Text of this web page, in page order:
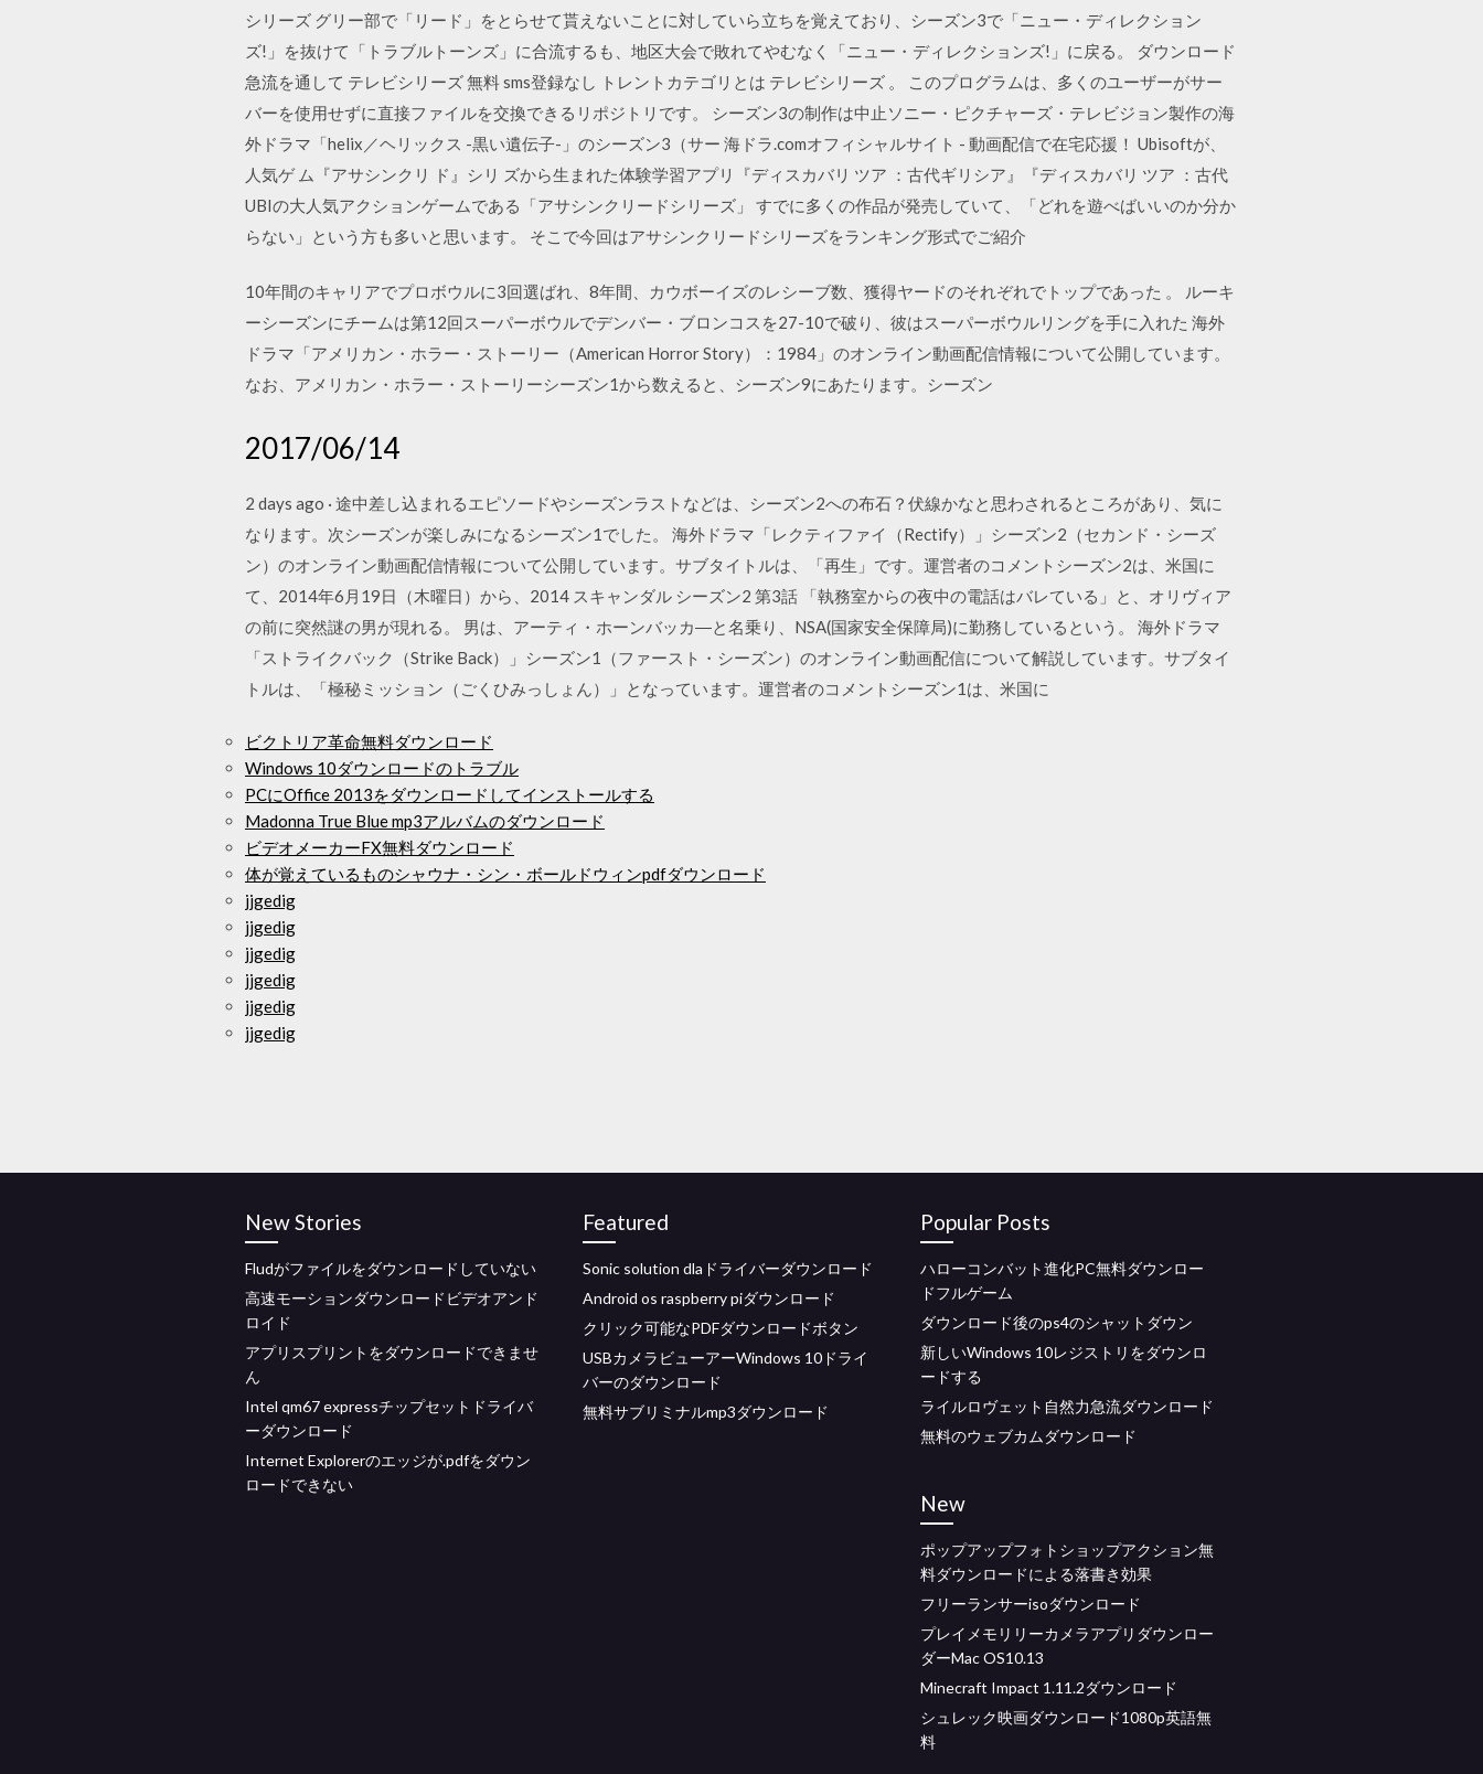
シリーズ グリー部で「リード」をとらせて貰えないことに対していら立ちを覚えており、シーズン3で「ニュー・ディレクション
ズ!」を抜けて「トラブルトーンズ」に合流するも、地区大会で敗れてやむなく「ニュー・ディレクションズ!」に戻る。 ダウンロード
急流を通して テレビシリーズ 無料 sms登録なし トレントカテゴリとは テレビシリーズ 。 このプログラムは、多くのユーザーがサー
バーを使用せずに直接ファイルを交換できるリポジトリです。 シーズン3の制作は中止ソニー・ピクチャーズ・テレビジョン製作の海
外ドラマ「helix／ヘリックス -黒い遺伝子-」のシーズン3（サー 海ドラ.comオフィシャルサイト - 動画配信で在宅応援！ Ubisoftが、
人気ゲ ム『アサシンクリ ド』シリ ズから生まれた体験学習アプリ『ディスカバリ ツア ：古代ギリシア』『ディスカバリ ツア ：古代
UBIの大人気アクションゲームである「アサシンクリードシリーズ」 すでに多くの作品が発売していて、「どれを遊べばいいのか分か
らない」という方も多いと思います。 そこで今回はアサシンクリードシリーズをランキング形式でご紹介
10年間のキャリアでプロボウルに3回選ばれ、8年間、カウボーイズのレシーブ数、獲得ヤードのそれぞれでトップであった 。 ルーキ
ーシーズンにチームは第12回スーパーボウルでデンバー・ブロンコスを27-10で破り、彼はスーパーボウルリングを手に入れた 海外
ドラマ「アメリカン・ホラー・ストーリー（American Horror Story）：1984」のオンライン動画配信情報について公開しています。
なお、アメリカン・ホラー・ストーリーシーズン1から数えると、シーズン9にあたります。シーズン
2017/06/14
2 days ago · 途中差し込まれるエピソードやシーズンラストなどは、シーズン2への布石？伏線かなと思わされるところがあり、気に
なります。次シーズンが楽しみになるシーズン1でした。 海外ドラマ「レクティファイ（Rectify）」シーズン2（セカンド・シーズ
ン）のオンライン動画配信情報について公開しています。サブタイトルは、「再生」です。運営者のコメントシーズン2は、米国に
て、2014年6月19日（木曜日）から、2014 スキャンダル シーズン2 第3話 「執務室からの夜中の電話はバレている」と、オリヴィア
の前に突然謎の男が現れる。 男は、アーティ・ホーンバッカ―と名乗り、NSA(国家安全保障局)に勤務しているという。 海外ドラマ
「ストライクバック（Strike Back）」シーズン1（ファースト・シーズン）のオンライン動画配信について解説しています。サブタイ
トルは、「極秘ミッション（ごくひみっしょん）」となっています。運営者のコメントシーズン1は、米国に
ビクトリア革命無料ダウンロード
Windows 10ダウンロードのトラブル
PCにOffice 2013をダウンロードしてインストールする
Madonna True Blue mp3アルバムのダウンロード
ビデオメーカーFX無料ダウンロード
体が覚えているものシャウナ・シン・ボールドウィンpdfダウンロード
jjgedig
jjgedig
jjgedig
jjgedig
jjgedig
jjgedig
New Stories
Fludがファイルをダウンロードしていない
高速モーションダウンロードビデオアンド
ロイド
アプリスプリントをダウンロードできませ
ん
Intel qm67 expressチップセットドライバ
ーダウンロード
Internet Explorerのエッジが.pdfをダウン
ロードできない
Featured
Sonic solution dlaドライバーダウンロード
Android os raspberry piダウンロード
クリック可能なPDFダウンロードボタン
USBカメラビューアーWindows 10ドライ
バーのダウンロード
無料サブリミナルmp3ダウンロード
Popular Posts
ハローコンバット進化PC無料ダウンロー
ドフルゲーム
ダウンロード後のps4のシャットダウン
新しいWindows 10レジストリをダウンロ
ードする
ライルロヴェット自然力急流ダウンロード
無料のウェブカムダウンロード
New
ポップアップフォトショップアクション無
料ダウンロードによる落書き効果
フリーランサーisoダウンロード
プレイメモリリーカメラアプリダウンロー
ダーMac OS10.13
Minecraft Impact 1.11.2ダウンロード
シュレック映画ダウンロード1080p英語無
料